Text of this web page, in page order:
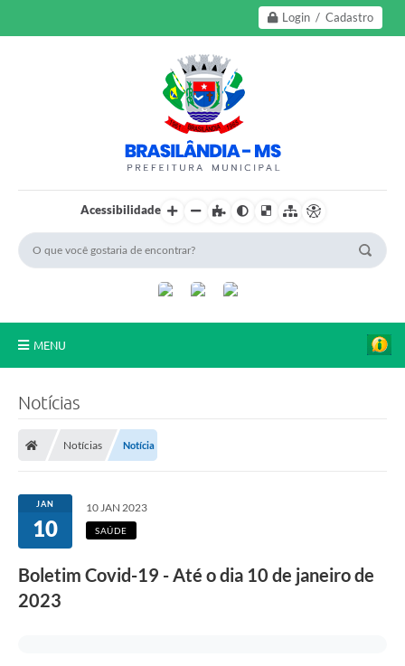
Login / Cadastro
Acessibilidade
MENU
Transparência
Câmara Municipal
e-SIC
Notícias
Notícias Notícia
JAN
10
10 JAN 2023
SAÚDE
Boletim Covid-19 - Até o dia 10 de janeiro de
2023